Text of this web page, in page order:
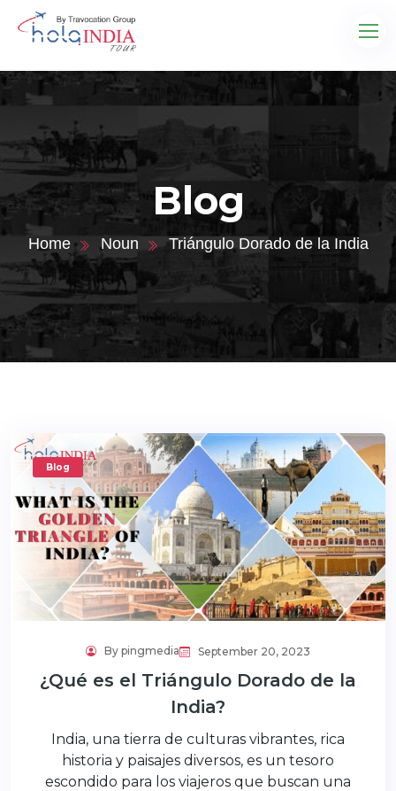
Blog
Home Noun Triángulo Dorado de la India
Blog
By pingmedia September 20, 2023
¿Qué es el Triángulo Dorado de la
India?
India, una tierra de culturas vibrantes, rica
historia y paisajes diversos, es un tesoro
escondido para los viajeros que buscan una